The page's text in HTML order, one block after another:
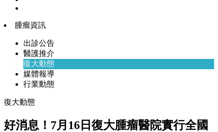
腫瘤資訊
出診公告
醫護推介
復大動態
媒體報導
行業動態
復大動態
好消息！7月16日復大腫瘤醫院實行全國